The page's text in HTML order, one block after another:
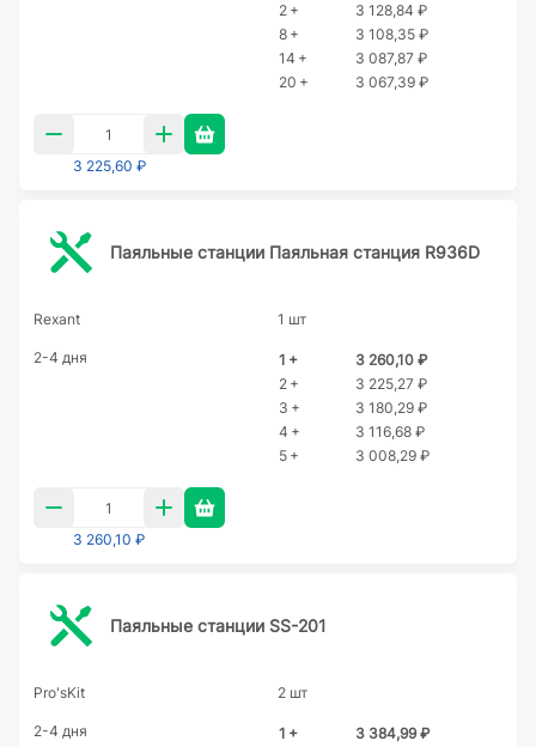
2 +
3 128,84 ₽
8 +
3 108,35 ₽
14 +
3 087,87 ₽
20 +
3 067,39 ₽
3 225,60 ₽
Паяльные станции Паяльная станция R936D
Rexant 1 шт
2-4 дня 1 +
3 260,10 ₽
2 +
3 225,27 ₽
3 +
3 180,29 ₽
4 +
3 116,68 ₽
5 +
3 008,29 ₽
3 260,10 ₽
Паяльные станции SS-201
Pro'sKit 2 шт
2-4 дня 1 +
3 384,99 ₽